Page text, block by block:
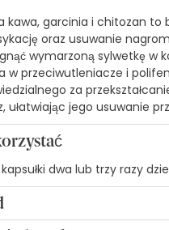
kawa, garcinia i chitozan to
oraz usuwanie
wymarzoną sylwetkę w
w przeciwutleniacze i
za
ułatwiając jego usuwanie
dwa lub trzy razy